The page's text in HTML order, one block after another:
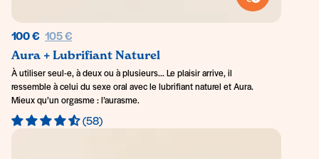
AJOUTER AU
100 € Prix régulier
105 €
Aura + Lubrifiant Naturel
À utiliser seul-e, à deux ou à plusieurs... Le plaisir arrive, il
ressemble à celui du sexe oral avec le lubrifiant naturel et Aura.
Mieux qu’un orgasme : l’aurasme.
(58)